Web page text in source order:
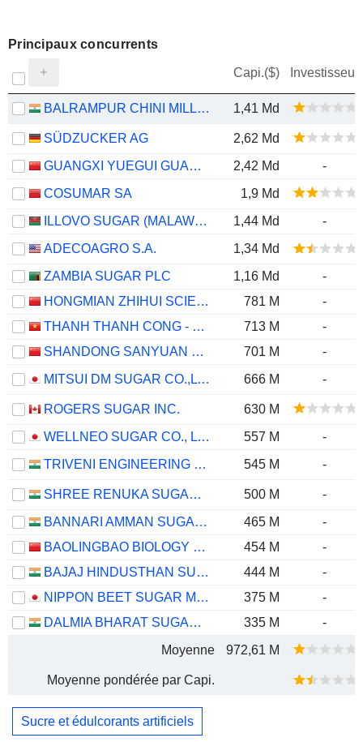
Principaux concurrents
Capi.($) Investisseur
BALRAMPUR CHINI MILLS LIMITED 1,41 Md
SÜDZUCKER AG
2,62 Md
GUANGXI YUEGUI GUANGYE HOLDINGS CO., LTD.
2,42 Md
-
COSUMAR SA
1,9 Md
ILLOVO SUGAR (MALAWI) PLC
1,44 Md
-
ADECOAGRO S.A.
1,34 Md
ZAMBIA SUGAR PLC
1,16 Md
-
HONGMIAN ZHIHUI SCIENCE AND TECHNOLOGY INNOVATION CO.,LTD.GUANGZHOU
781 M
-
THANH THANH CONG - BIEN HOA
713 M
-
SHANDONG SANYUAN BIOTECHNOLOGY CO.,LTD.
701 M
-
MITSUI DM SUGAR CO.,LTD.
666 M -
ROGERS SUGAR INC.
630 M
WELLNEO SUGAR CO., LTD.
557 M
-
TRIVENI ENGINEERING & INDUSTRIES LIMITED
545 M -
SHREE RENUKA SUGARS LIMITED 500 M
-
BANNARI AMMAN SUGARS LIMITED
465 M
-
BAOLINGBAO BIOLOGY CO.,LTD.
454 M
-
BAJAJ HINDUSTHAN SUGAR LIMITED
444 M
-
NIPPON BEET SUGAR MANUFACTURING CO.,LTD.
375 M
-
DALMIA BHARAT SUGAR AND INDUSTRIES LIMITED
335 M
-
Moyenne
972,61 M
Moyenne pondérée par Capi.
Sucre et édulcorants artificiels